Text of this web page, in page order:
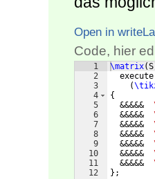
Open in
Code, hier
1
2
3
4
5
6
7
8
9
10
11
12
\matrix(S
(
{
  &&&&&
  &&&&&
  &&&&&
  &&&&&
  &&&&&
  &&&&&
  &&&&&
} ;